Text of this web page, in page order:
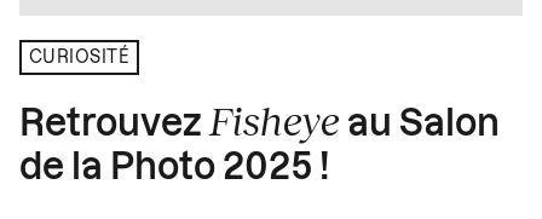
CURIOSITÉ
RetrouvezFisheye au Salon
de la Photo 2025 !